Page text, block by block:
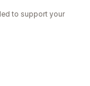
to support your